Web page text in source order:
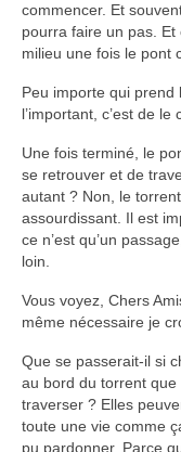
commencer. Et
pourra faire un pas.
milieu une fois le pont
Peu importe qui prend
l’important, c’est de le
Une fois terminé, le
se retrouver et de
autant ? Non, le
assourdissant. Il est
ce n’est qu’un
loin.
Vous voyez, Chers
même nécessaire je
Que se passerait-il si
au bord du torrent
traverser ? Elles
toute une vie comme
pu pardonner. Parce